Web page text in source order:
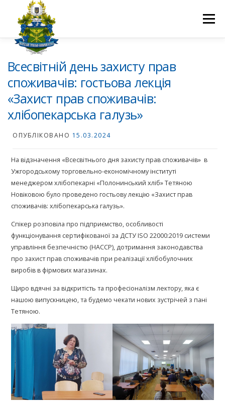
Меню
ПРО НАС
НОВИНИ ВОЛОНТЕРСТВО
Всесвітній день захисту прав
споживачів: гостьова лекція
«Захист прав споживачів:
хлібопекарська галузь»
ОПУБЛІКОВАНО 15.03.2024
На відзначення «Всесвітнього дня захисту прав споживачів» в
Ужгородському торговельно-економічному інституті
менеджером хлібопекарні «Полонинський хліб» Тетяною
Новіковою було проведено гостьову лекцію «Захист прав
споживачів: хлібопекарська галузь».
Спікер розповіла про підприємство, особливості
функціонування сертифікованої за ДСТУ ISO 22000:2019 системи
управління безпечністю (НАССР), дотримання законодавства
про захист прав споживачів при реалізації хлібобулочних
виробів в фірмових магазинах.
Щиро вдячні за відкритість та професіоналізм лектору, яка є
нашою випускницею, та будемо чекати нових зустрічей з пані
Тетяною.